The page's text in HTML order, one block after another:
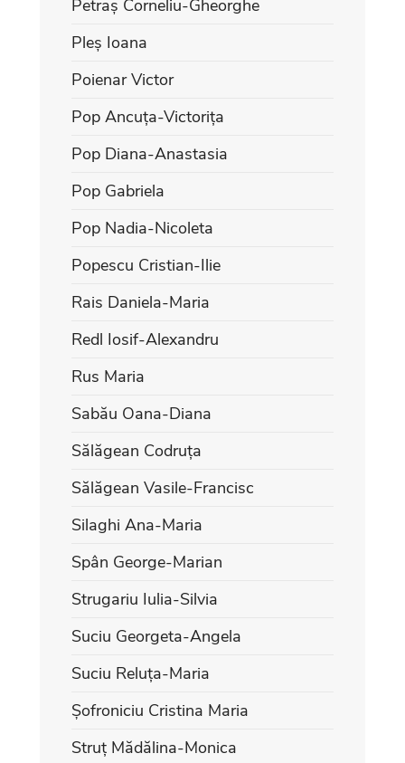
Petraș Corneliu-Gheorghe
Pleș Ioana
Poienar Victor
Pop Ancuța-Victorița
Pop Diana-Anastasia
Pop Gabriela
Pop Nadia-Nicoleta
Popescu Cristian-Ilie
Rais Daniela-Maria
Redl Iosif-Alexandru
Rus Maria
Sabău Oana-Diana
Sălăgean Codruța
Sălăgean Vasile-Francisc
Silaghi Ana-Maria
Spân George-Marian
Strugariu Iulia-Silvia
Suciu Georgeta-Angela
Suciu Reluța-Maria
Șofroniciu Cristina Maria
Struț Mădălina-Monica